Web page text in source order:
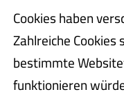
Cookies haben
Zahlreiche
bestimmte
funktionieren